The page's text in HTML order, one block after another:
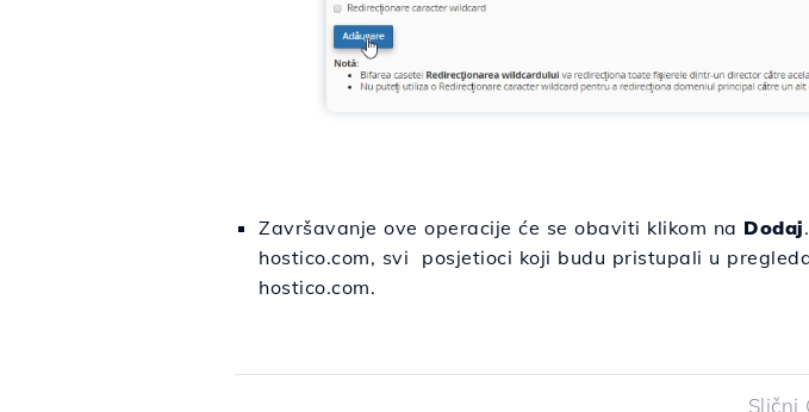
Završavanje ove operacije će se obaviti klikom na Dodaj
hostico.com, svi posjetioci koji budu pristupali u
hostico.com.
Slični